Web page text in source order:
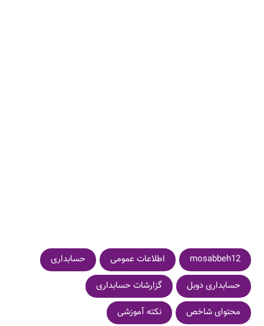
mosabbeh12 اطلاعات عمومی
حسابداری
حسابداری دوبل
گزارشات حسابداری
محتوای شاخص
نکته آموزشی